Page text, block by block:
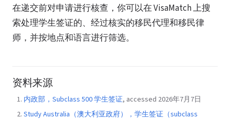
在递交前对申请进行核查，你可以在 VisaMatch 上搜
索处理学生签证的、经过核实的移民代理和移民律
师，并按地点和语言进行筛选。
资料来源
内政部，Subclass 500 学生签证, accessed 2026年7月7日
Study Australia（澳大利亚政府），学生签证（subclass